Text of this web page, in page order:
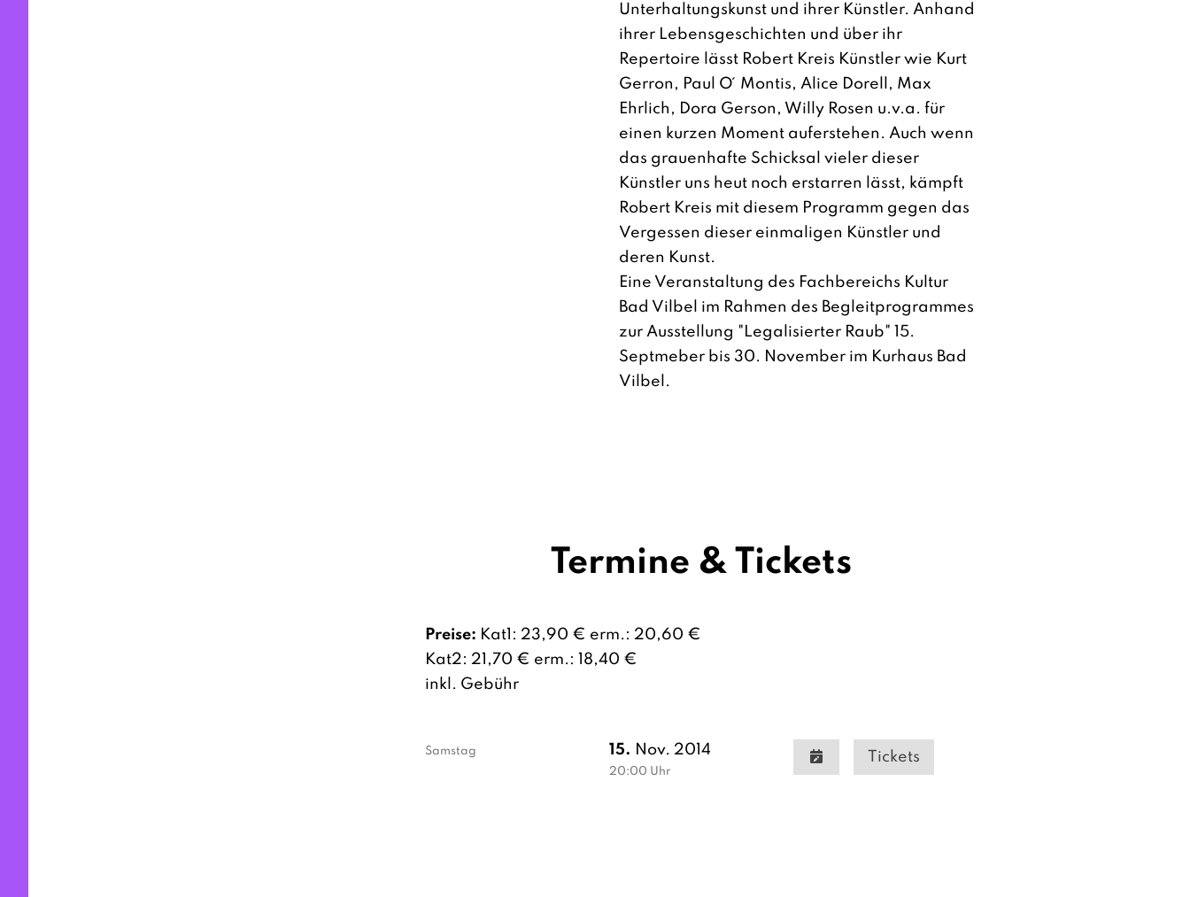
Unterhaltungskunst und ihrer Künstler. Anhand
ihrer Lebensgeschichten und über ihr
Repertoire lässt Robert Kreis Künstler wie Kurt
Gerron, Paul O ́ Montis, Alice Dorell, Max
Ehrlich, Dora Gerson, Willy Rosen u.v.a. für
einen kurzen Moment auferstehen. Auch wenn
das grauenhafte Schicksal vieler dieser
Künstler uns heut noch erstarren lässt, kämpft
Robert Kreis mit diesem Programm gegen das
Vergessen dieser einmaligen Künstler und
deren Kunst.
Eine Veranstaltung des Fachbereichs Kultur
Bad Vilbel im Rahmen des Begleitprogrammes
zur Ausstellung "Legalisierter Raub" 15.
Septmeber bis 30. November im Kurhaus Bad
Vilbel.
Termine & Tickets
Preise: Kat1: 23,90 € erm.: 20,60 €
Kat2: 21,70 € erm.: 18,40 €
inkl. Gebühr
Samstag 15. Nov. 2014
20:00 Uhr
Tickets